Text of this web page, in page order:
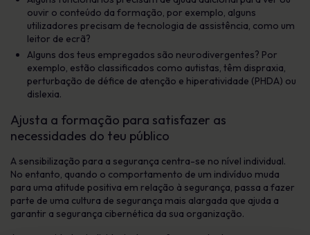
ouvir o conteúdo da formação, por exemplo, alguns
utilizadores precisam de tecnologia de assistência, como um
leitor de ecrã?
Alguns dos teus empregados são neurodivergentes? Por
exemplo, estão classificados como autistas, têm dispraxia,
perturbação de défice de atenção e hiperatividade (PHDA) ou
dislexia.
Ajusta a formação para satisfazer as
necessidades do teu público
A sensibilização para a segurança centra-se no nível individual.
No entanto, quando o comportamento de um indivíduo muda
para uma atitude positiva em relação à segurança, passa a fazer
parte de uma cultura de segurança mais alargada que ajuda a
garantir a segurança cibernética da sua organização.